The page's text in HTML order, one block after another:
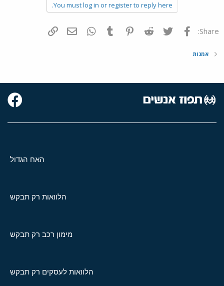
You must log in or register to reply here.
Share: פייסבוק Twitter
Reddit
Pinterest
Tumblr
WhatsAppדואר אלקטרוני
אמנות
האח הגדול
הלוואות רק תבקש
מימון רכב רק תבקש
הלוואות לעסקים רק תבקש